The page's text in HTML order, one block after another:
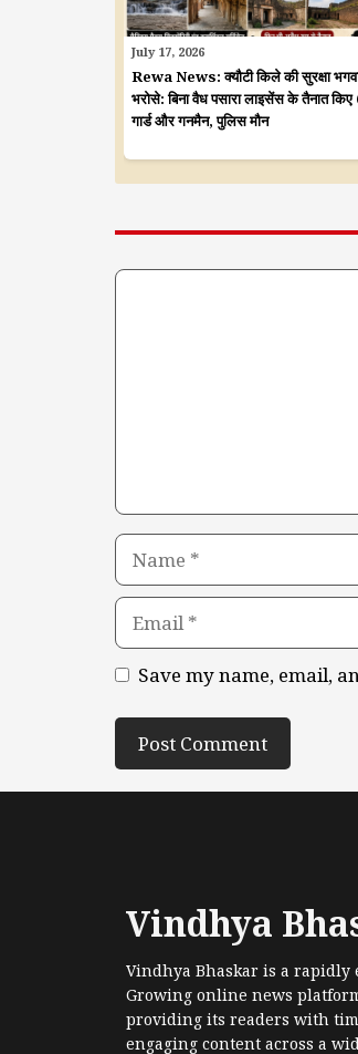
July 17, 2026
Rewa News: क्यौटी किले की सुरक्षा
भरोसे: बिना वैध पसारा लाइसेंस के तैनात किए
गार्ड और गनमैन, पुलिस मौन
Comment
Name
Email
Save my name, email,
Vindhya
Vindhya Bhaskar is a rapidly
Growing online news
providing its readers with
engaging content across a